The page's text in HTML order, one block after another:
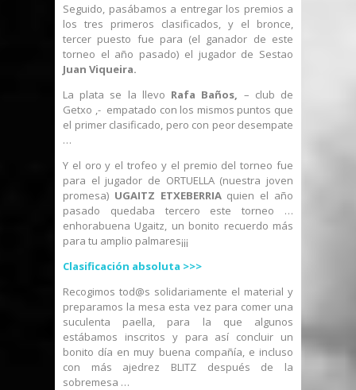
Seguido, pasábamos a entregar los premios a
los tres primeros clasificados, y el bronce,
tercer puesto fue para (el ganador de este
torneo el año pasado) el jugador de Sestao
Juan Viqueira.
La plata se la llevo Rafa Baños,
– club de
Getxo ,- empatado con los mismos puntos que
el primer clasificado, pero con peor desempate
…
Y el oro y el trofeo y el premio del torneo fue
para el jugador de ORTUELLA (nuestra joven
promesa) UGAITZ ETXEBERRIAquien el año
pasado quedaba tercero este torneo …
enhorabuena Ugaitz, un bonito recuerdo más
para tu amplio palmares¡¡¡
Clasificación absoluta >>>
Recogimos tod@s solidariamente el material y
preparamos la mesa esta vez para comer una
suculenta paella, para la que algunos
estábamos inscritos y para así concluir un
bonito día en muy buena compañía, e incluso
con más ajedrez BLITZ después de la
sobremesa …